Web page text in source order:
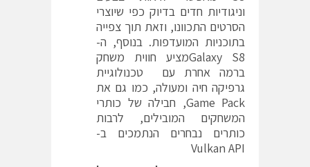
וניגודיות חדים בדיוק כפי שיוצרי
הסרטים התכוונו, וזאת תוך צפייה
בתוכניות המועדפות. בנוסף, ה-
Galaxy S8מציע חווית משחק
ברמה אחרת עם טכנולוגיית
גרפיקה חיה ומעולה, כמו גם את
Game Pack, חבילה של כותרי
המשחקים המובילים, לרבות
כותרים נבחרים הנתמכים ב-
Vulkan API